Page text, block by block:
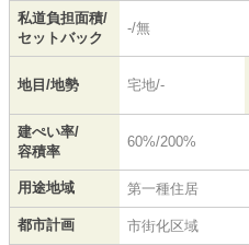
私道負担面積/
セットバック
-/無
地目/地勢 宅地/-
建ぺい率/
容積率
60%/200%
用途地域 第一種住居
都市計画 市街化区域